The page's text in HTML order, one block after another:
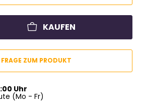
KAUFEN
FRAGE ZUM PRODUKT
Uhr
(Mo - Fr)